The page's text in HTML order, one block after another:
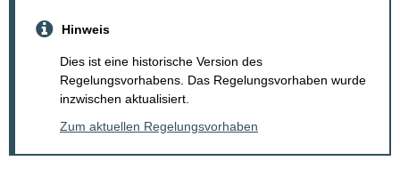
Hinweis
Dies ist eine historische Version des
Regelungsvorhabens. Das Regelungsvorhaben wurde
inzwischen aktualisiert.
Zum aktuellen Regelungsvorhaben